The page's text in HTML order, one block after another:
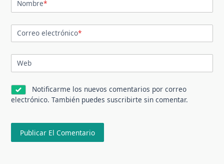
Nombre*
Correo electrónico*
Web
Notificarme los nuevos comentarios por correo
electrónico. También puedessuscribirte sin comentar.